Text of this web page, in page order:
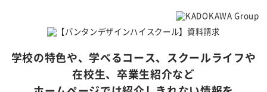
学校の特色や、学べるコース、スクールライフや
在校生、卒業生紹介など